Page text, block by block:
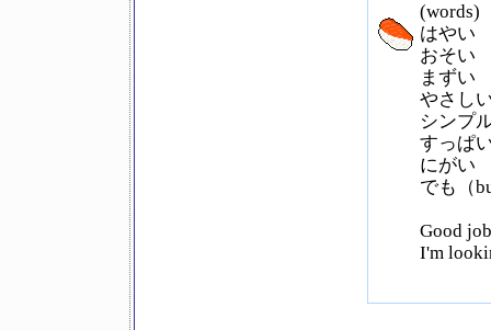
(words)
はやい
おそい
まずい
やさし
シンプ
すっぱ
にがい
でも（
Good
I'm